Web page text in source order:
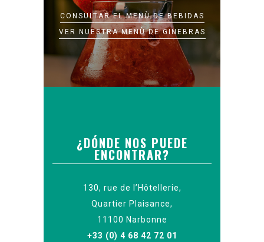
CONSULTAR EL MENÙ DE BEBIDAS
VER NUESTRA MENÙ DE GINEBRAS
¿DÓNDE NOS PUEDE
ENCONTRAR?
130, rue de l’Hôtellerie,
Quartier Plaisance,
11100 Narbonne
+33 (0) 4 68 42 72 01